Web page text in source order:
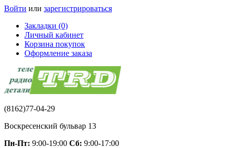
Войти или зарегистрироваться
Закладки (0)
Личный кабинет
Корзина покупок
Оформление заказа
(8162)77-04-29
Воскресенский бульвар 13
Пн-Пт: 9:00-19:00 Сб: 9:00-17:00